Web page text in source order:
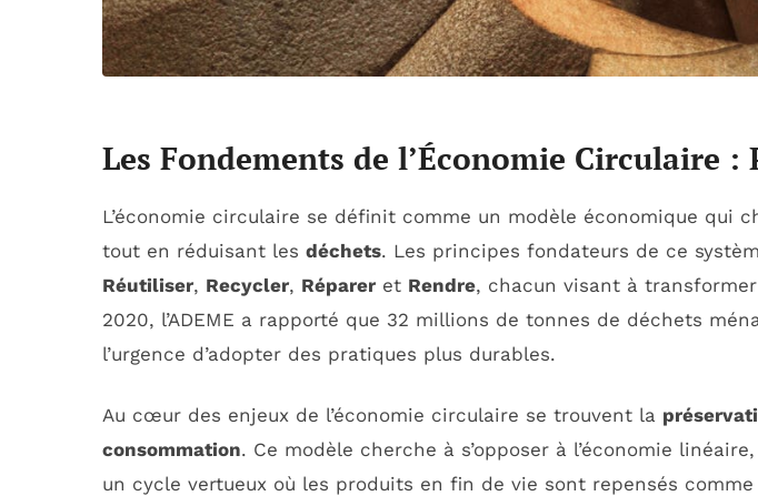
Les Fondements de l’Économie Circulaire
L’économie circulaire se définit comme un modèle économique qui
tout en réduisant les déchets. Les principes fondateurs de ce
Réutiliser, Recycler, Réparer et Rendre, chacun visant à
2020, l’ADEME a rapporté que 32 millions de tonnes de déchets
l’urgence d’adopter des pratiques plus durables.
Au cœur des enjeux de l’économie circulaire se trouvent la
consommation. Ce modèle cherche à s’opposer à l’économie
un cycle vertueux où les produits en fin de vie sont repensés comme